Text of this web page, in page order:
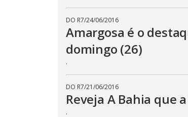
DO R7/24/06/2016
Amargosa é o
domingo (26)
.
DO R7/21/06/2016
Reveja A Bahia que
.